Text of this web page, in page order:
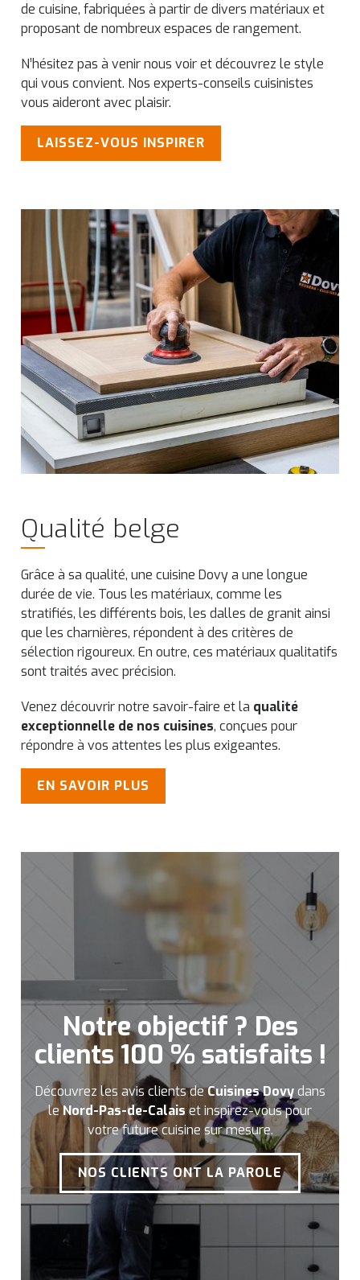
de cuisine, fabriquées à partir de divers matériaux et
proposant de nombreux espaces de rangement.
N’hésitez pas à venir nous voir et découvrez le style
qui vous convient. Nos experts-conseils cuisinistes
vous aideront avec plaisir.
LAISSEZ-VOUS INSPIRER
Qualité belge
Grâce à sa qualité, une cuisine Dovy a une longue
durée de vie. Tous les matériaux, comme les
stratifiés, les différents bois, les dalles de granit ainsi
que les charnières, répondent à des critères de
sélection rigoureux. En outre, ces matériaux qualitatifs
sont traités avec précision.
Venez découvrir notre savoir-faire et la qualité
exceptionnelle de nos cuisines, conçues pour
répondre à vos attentes les plus exigeantes.
EN SAVOIR PLUS
Notre objectif ? Des
clients 100 % satisfaits !
Découvrez les avis clients deCuisines Dovydans
leNord-Pas-de-Calaiset inspirez-vous pour
votre future cuisine sur mesure.
NOS CLIENTS ONT LA PAROLE